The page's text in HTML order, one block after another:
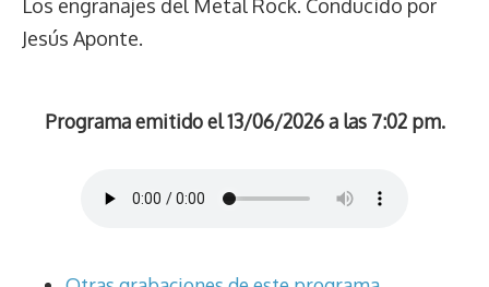
Los engranajes del Metal Rock. Conducido por
Jesús Aponte.
Programa emitido el 13/06/2026 a las 7:02 pm.